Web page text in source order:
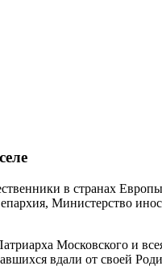
в странах
Министерство
Московского и
вдали от своей